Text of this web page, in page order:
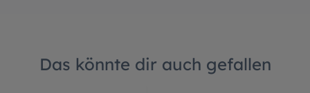
Das könnte dir auch gefallen